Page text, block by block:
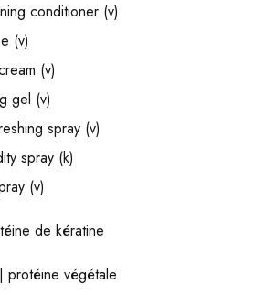
conditioner (v)
(v)
(v)
gel (v)
spray (v)
spray (k)
(v)
de kératine
végétale